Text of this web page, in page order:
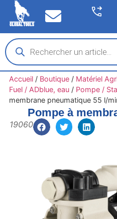
Accueil/ Boutique/ Matériel
Fuel / ADblue, eau/ Pompe /
membrane pneumatique 55 l/
Pompe à
19060